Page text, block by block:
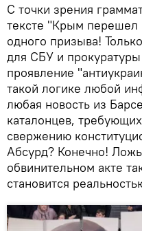
С точки зрения
тексте "Крым перешел
одного призыва!
для СБУ и
проявление
такой логике любой
любая новость из
каталонцев,
свержению
Абсурд? Конечно!
обвинительном акте
становится